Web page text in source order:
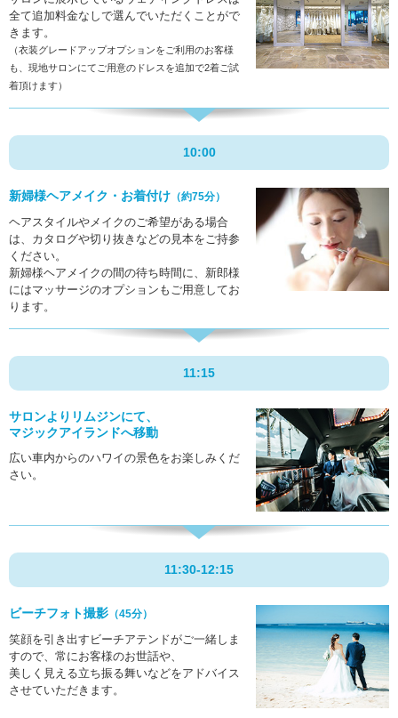
全て追加料金なしで選んでいただくことがで
きます。
（衣装グレードアップオプションをご利用のお客様
も、現地サロンにてご用意のドレスを追加で2着ご試
着頂けます）
10:00
新婦様ヘアメイク・お着付け （約75分）
ヘアスタイルやメイクのご希望がある場合
は、カタログや切り抜きなどの見本をご持参
ください。
新婦様ヘアメイクの間の待ち時間に、新郎様
にはマッサージのオプションもご用意してお
ります。
11:15
サロンよりリムジンにて、
マジックアイランドへ移動
広い車内からのハワイの景色をお楽しみくだ
さい。
11:30-12:15
ビーチフォト撮影 （45分）
笑顔を引き出すビーチアテンドがご一緒しま
すので、常にお客様のお世話や、
美しく見える立ち振る舞いなどをアドバイス
させていただきます。